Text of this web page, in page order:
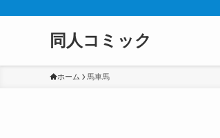
同人コミック
ホーム 馬車馬